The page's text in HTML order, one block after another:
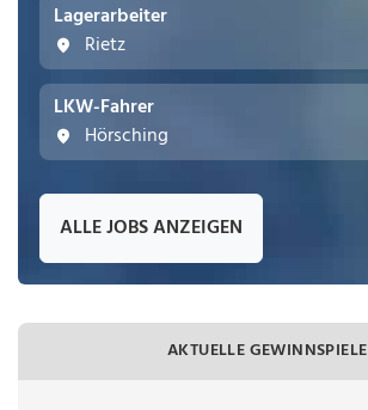
Lagerarbeiter
Rietz
LKW-Fahrer
Hörsching
ALLE JOBS ANZEIGEN
AKTUELLE GEWINNSPIELE